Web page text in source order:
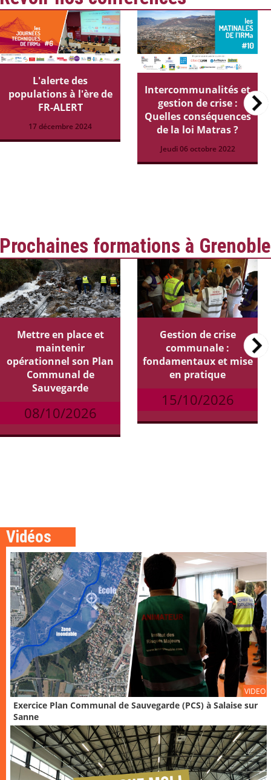
L'alerte des
populations à l'ère de
FR-ALERT
17 décembre 2024
Intercommunalités et
gestion de crise :
Quelles conséquences
de la loi Matras ?
Jeudi 06 octobre 2022
Prochaines formations à Grenoble
Mettre en place et
maintenir
opérationnel son Plan
Communal de
Sauvegarde
08/10/2026
Gestion de crise
communale :
fondamentaux et mise
en pratique
15/10/2026
Vidéos
VIDEO
Exercice Plan Communal de Sauvegarde (PCS) à Salaise sur
Sanne